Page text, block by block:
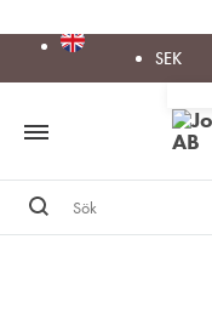
SEK
Sök